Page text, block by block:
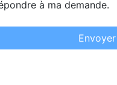
à ma demande.
Envoyer